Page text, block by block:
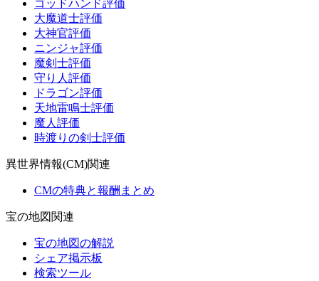
ゴッドハンド評価
大魔道士評価
大神官評価
ニンジャ評価
魔剣士評価
守り人評価
ドラゴン評価
天地雷鳴士評価
魔人評価
時渡りの剣士評価
異世界情報(CM)関連
CMの特典と報酬まとめ
宝の地図関連
宝の地図の解説
シェア掲示板
検索ツール